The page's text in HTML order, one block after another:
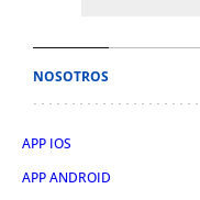
NOSOTROS
APP IOS
APP ANDROID